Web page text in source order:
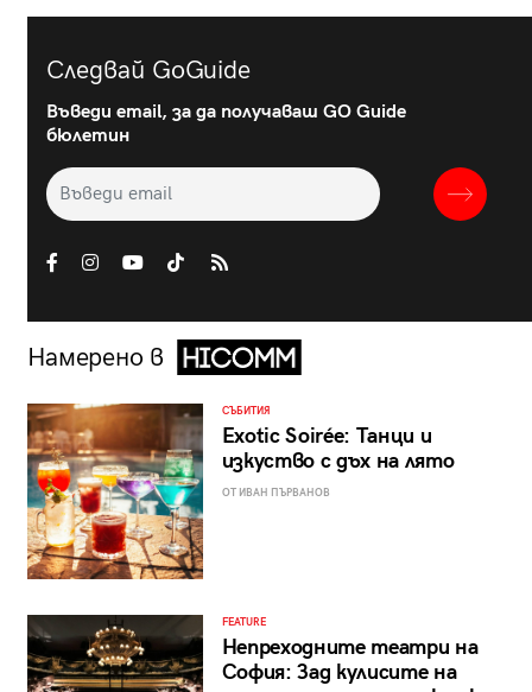
Следвай GoGuide
Въведи email, за да получаваш GO Guide
бюлетин
Намерено в
СЪБИТИЯ
Exotic Soirée: Танци и
изкуство с дъх на лято
ОТ ИВАН ПЪРВАНОВ
FEATURE
Непреходните театри на
София: Зад кулисите на